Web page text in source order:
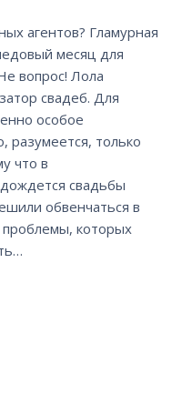
агентов? Гламурная
месяц для
вопрос! Лола
свадеб. Для
особое
разумеется, только
что в
свадьбы
обвенчаться в
которых